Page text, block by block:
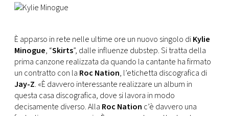
DI
MONACO
RMC
CONSIGLIA
È apparso in rete nelle ultime ore un nuovo singolo diKylie
Minogue, “Skirts”, dalle influenze dubstep. Si tratta della
prima canzone realizzata da quando la cantante ha firmato
un contratto con la Roc Nation, l’etichetta discografica di
Jay-Z. «È davvero interessante realizzare un album in
questa casa discografica, dove si lavora in modo
decisamente diverso. Alla Roc Nation c’è davvero una